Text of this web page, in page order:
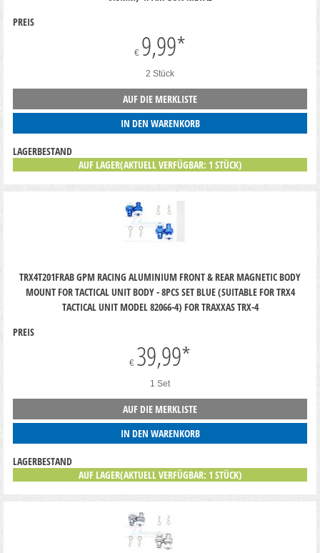
PREIS
€ 9,99*
2 Stück
AUF DIE MERKLISTE
IN DEN WARENKORB
LAGERBESTAND
AUF LAGER(AKTUELL VERFÜGBAR: 1 STÜCK)
TRX4T201FRAB GPM RACING ALUMINIUM FRONT & REAR MAGNETIC BODY
MOUNT FOR TACTICAL UNIT BODY - 8PCS SET BLUE (SUITABLE FOR TRX4
TACTICAL UNIT MODEL 82066-4) FOR TRAXXAS TRX-4
PREIS
€ 39,99*
1 Set
AUF DIE MERKLISTE
IN DEN WARENKORB
LAGERBESTAND
AUF LAGER(AKTUELL VERFÜGBAR: 1 STÜCK)